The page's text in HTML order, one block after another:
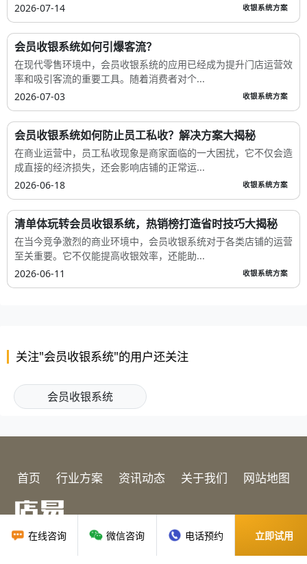
2026-07-14
收银系统方案
会员收银系统如何引爆客流？
在现代零售环境中，会员收银系统的应用已经成为提升门店运营效
率和吸引客流的重要工具。随着消费者对个...
2026-07-03
收银系统方案
会员收银系统如何防止员工私收？解决方案大揭秘
在商业运营中，员工私收现象是商家面临的一大困扰，它不仅会造
成直接的经济损失，还会影响店铺的正常运...
2026-06-18
收银系统方案
清单体玩转会员收银系统，热销榜打造省时技巧大揭秘
在当今竞争激烈的商业环境中，会员收银系统对于各类店铺的运营
至关重要。它不仅能提高收银效率，还能助...
2026-06-11
收银系统方案
关注"会员收银系统"的用户还关注
会员收银系统
在线咨询 微信咨询 电话预约 立即试用
首页 行业方案 资讯动态 关于我们 网站地图